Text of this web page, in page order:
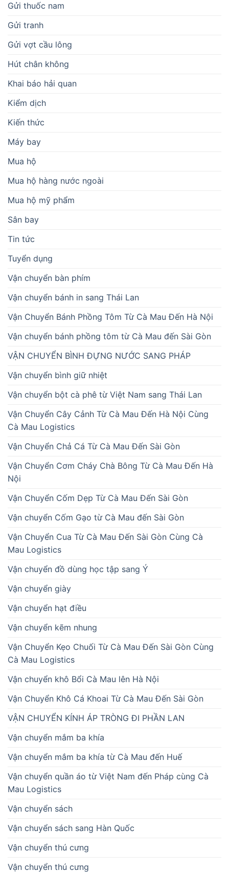
Gửi thuốc nam
Gửi tranh
Gửi vợt cầu lông
Hút chân không
Khai báo hải quan
Kiểm dịch
Kiến thức
Máy bay
Mua hộ
Mua hộ hàng nước ngoài
Mua hộ mỹ phẩm
Sân bay
Tin tức
Tuyển dụng
Vận chuyển bàn phím
Vận chuyển bánh in sang Thái Lan
Vận Chuyển Bánh Phồng Tôm Từ Cà Mau Đến Hà Nội
Vận chuyển bánh phồng tôm từ Cà Mau đến Sài Gòn
VẬN CHUYỂN BÌNH ĐỰNG NƯỚC SANG PHÁP
Vận chuyển bình giữ nhiệt
Vận chuyển bột cà phê từ Việt Nam sang Thái Lan
Vận Chuyển Cây Cảnh Từ Cà Mau Đến Hà Nội Cùng
Cà Mau Logistics
Vận Chuyển Chả Cá Từ Cà Mau Đến Sài Gòn
Vận Chuyển Cơm Cháy Chà Bông Từ Cà Mau Đến Hà
Nội
Vận Chuyển Cốm Dẹp Từ Cà Mau Đến Sài Gòn
Vận chuyển Cốm Gạo từ Cà Mau đến Sài Gòn
Vận Chuyển Cua Từ Cà Mau Đến Sài Gòn Cùng Cà
Mau Logistics
Vận chuyển đồ dùng học tập sang Ý
Vận chuyển giày
Vận chuyển hạt điều
Vận chuyển kẽm nhung
Vận Chuyển Kẹo Chuối Từ Cà Mau Đến Sài Gòn Cùng
Cà Mau Logistics
Vận chuyển khô Bổi Cà Mau lên Hà Nội
Vận Chuyển Khô Cá Khoai Từ Cà Mau Đến Sài Gòn
VẬN CHUYỂN KÍNH ÁP TRÒNG ĐI PHẦN LAN
Vận chuyển mắm ba khía
Vận chuyển mắm ba khía từ Cà Mau đến Huế
Vận chuyển quần áo từ Việt Nam đến Pháp cùng Cà
Mau Logistics
Vận chuyển sách
Vận chuyển sách sang Hàn Quốc
Vận chuyển thú cưng
Vận chuyển thú cưng